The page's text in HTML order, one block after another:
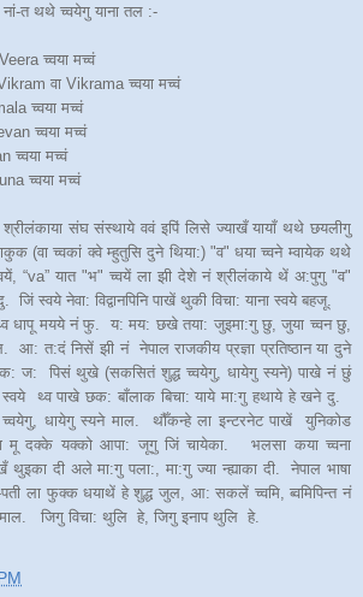
त थथे च्वयेगु याना तल :-
च्वया मच्वं
वा Vikrama च्वया मच्वं
च्वया मच्वं
च्वया मच्वं
च्वया मच्वं
च्वया मच्वं
संघ संस्थाये ववं इपिं लिसे ज्याखँ यायाँ थथे छयलीगु
(वा च्वकां क्वे म्हुतुसि दुने थिया:) "व" धया च्वने म्वायेक थथे
“va” यात "भ" च्वयें ला झी देशे नं श्रीलंकाये थें अ:पुगु "व"
स्वये नेवा: विद्वानपिनि पाखें थुकी विचा: याना स्वये बहजू.
धापू मयये नं फु. य: मय: छखे तया: जुइमा:गु छु, जुया च्वन छु,
आ: त:दं निसें झी नं नेपाल राजकीय प्रज्ञा प्रतिष्ठान या दुने
ज: पिसं थुखे (सकसितं शुद्ध च्वयेगु, धायेगु स्यने) पाखे नं छुं
थ्व पाखे छक: बाँलाक बिचा: याये मा:गु हथाये हे खने दु.
धायेगु स्यने माल. थौँकन्हे ला इन्टरनेट पाखें युनिकोड
मू दक्के यक्को आपा: जूगु जिं चायेका. भलसा कया च्वना
थुइका दी अले मा:गु पला:, मा:गु ज्या न्ह्याका दी. नेपाल भाषा
पती ला फुक्क धयाथें हे शुद्ध जुल, आ: सकलें च्वमि, ब्वमिपिन्त नं
जिगु विचा: थुलि हे, जिगु इनाप थुलि हे.